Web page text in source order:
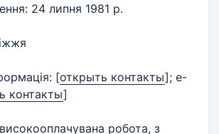
24 липня 1981 р.
[открыть контакты]; e-
контакты]
робота, з